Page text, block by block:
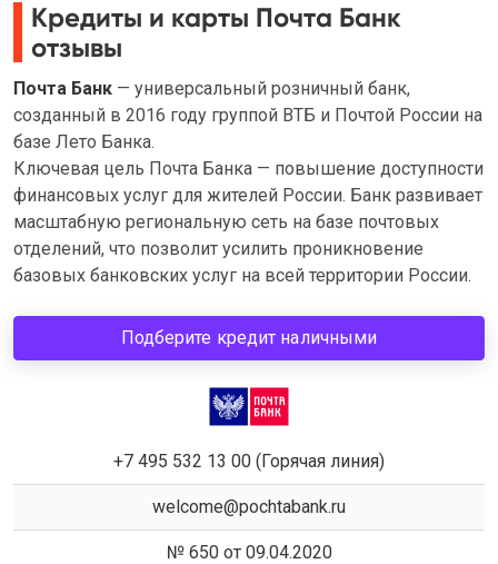
Кредиты и карты Почта Банк
отзывы
Почта Банк — универсальный розничный банк,
созданный в 2016 году группой ВТБ и Почтой России на
базе Лето Банка.
Ключевая цель Почта Банка — повышение доступности
финансовых услуг для жителей России. Банк развивает
масштабную региональную сеть на базе почтовых
отделений, что позволит усилить проникновение
базовых банковских услуг на всей территории России.
Подберите кредит наличными
+7 495 532 13 00 (Горячая линия)
welcome@pochtabank.ru
№ 650 от 09.04.2020